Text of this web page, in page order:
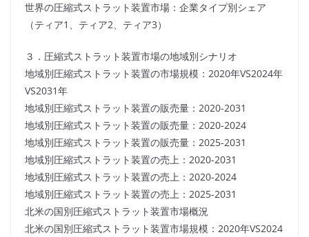
世界の圧縮式ストラット装置市場：企業タイプ別シェア
（ティア1、ティア2、ティア3）
３．圧縮式ストラット装置市場の地域別シナリオ
地域別圧縮式ストラット装置の市場規模：2020年VS2024年
VS2031年
地域別圧縮式ストラット装置の販売量：2020-2031
地域別圧縮式ストラット装置の販売量：2020-2024
地域別圧縮式ストラット装置の販売量：2025-2031
地域別圧縮式ストラット装置の売上：2020-2031
地域別圧縮式ストラット装置の売上：2020-2024
地域別圧縮式ストラット装置の売上：2025-2031
北米の国別圧縮式ストラット装置市場概況
北米の国別圧縮式ストラット装置市場規模：2020年VS2024